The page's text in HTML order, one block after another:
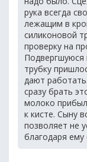
рука всегда
лежащим в
силиконовой
проверку на
Подвергшуюся
трубку
дают
сразу брать
молоко
к кисте. Сыну
позволяет не
благодаря ему